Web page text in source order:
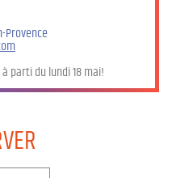
Provence
parti du lundi 18 mai!